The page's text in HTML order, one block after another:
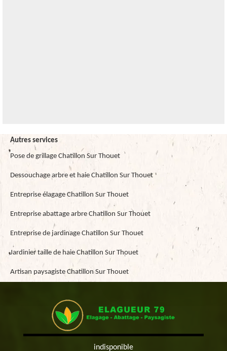
Autres services
Pose de grillage Chatillon Sur Thouet
Dessouchage arbre et haie Chatillon Sur Thouet
Entreprise élagage Chatillon Sur Thouet
Entreprise abattage arbre Chatillon Sur Thouet
Entreprise de jardinage Chatillon Sur Thouet
Jardinier taille de haie Chatillon Sur Thouet
Artisan paysagiste Chatillon Sur Thouet
indisponible